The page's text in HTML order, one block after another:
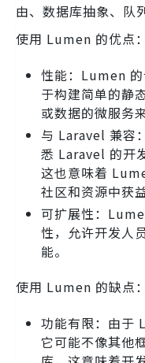
由、数据库抽象、队
使用 Lumen 的优点：
性能：Lumen
于构建简单的静
或数据的微服务
与 Laravel 兼容
悉 Laravel 的开
这也意味着
社区和资源中获益
可扩展性：
性，允许开发人
能。
使用 Lumen 的缺点：
功能有限：由于
它可能不像其他